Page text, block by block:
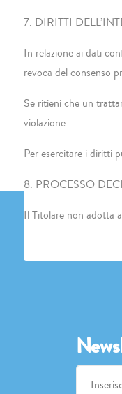
7. DIRITTI
In relazione ai dati
revoca del consenso
Se ritieni che un
violazione.
Per esercitare i diritti
8. PROCESSO
Il Titolare non adotta